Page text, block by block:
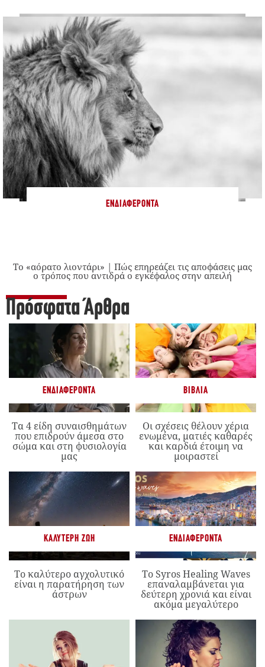
ΕΝΔΙΑΦΈΡΟΝΤΑ
Το «αόρατο λιοντάρι» | Πώς επηρεάζει τις αποφάσεις μας
ο τρόπος που αντιδρά ο εγκέφαλος στην απειλή
Πρόσφατα Άρθρα
ΕΝΔΙΑΦΈΡΟΝΤΑ
Τα 4 είδη συναισθημάτων
που επιδρούν άμεσα στο
σώμα και στη φυσιολογία
μας
ΒΙΒΛΊΑ
Οι σχέσεις θέλουν χέρια
ενωμένα, ματιές καθαρές
και καρδιά έτοιμη να
μοιραστεί
ΚΑΛΎΤΕΡΗ ΖΩΉ
Το καλύτερο αγχολυτικό
είναι η παρατήρηση των
άστρων
ΕΝΔΙΑΦΈΡΟΝΤΑ
Το Syros Healing Waves
επαναλαμβάνεται για
δεύτερη χρονιά και είναι
ακόμα μεγαλύτερο